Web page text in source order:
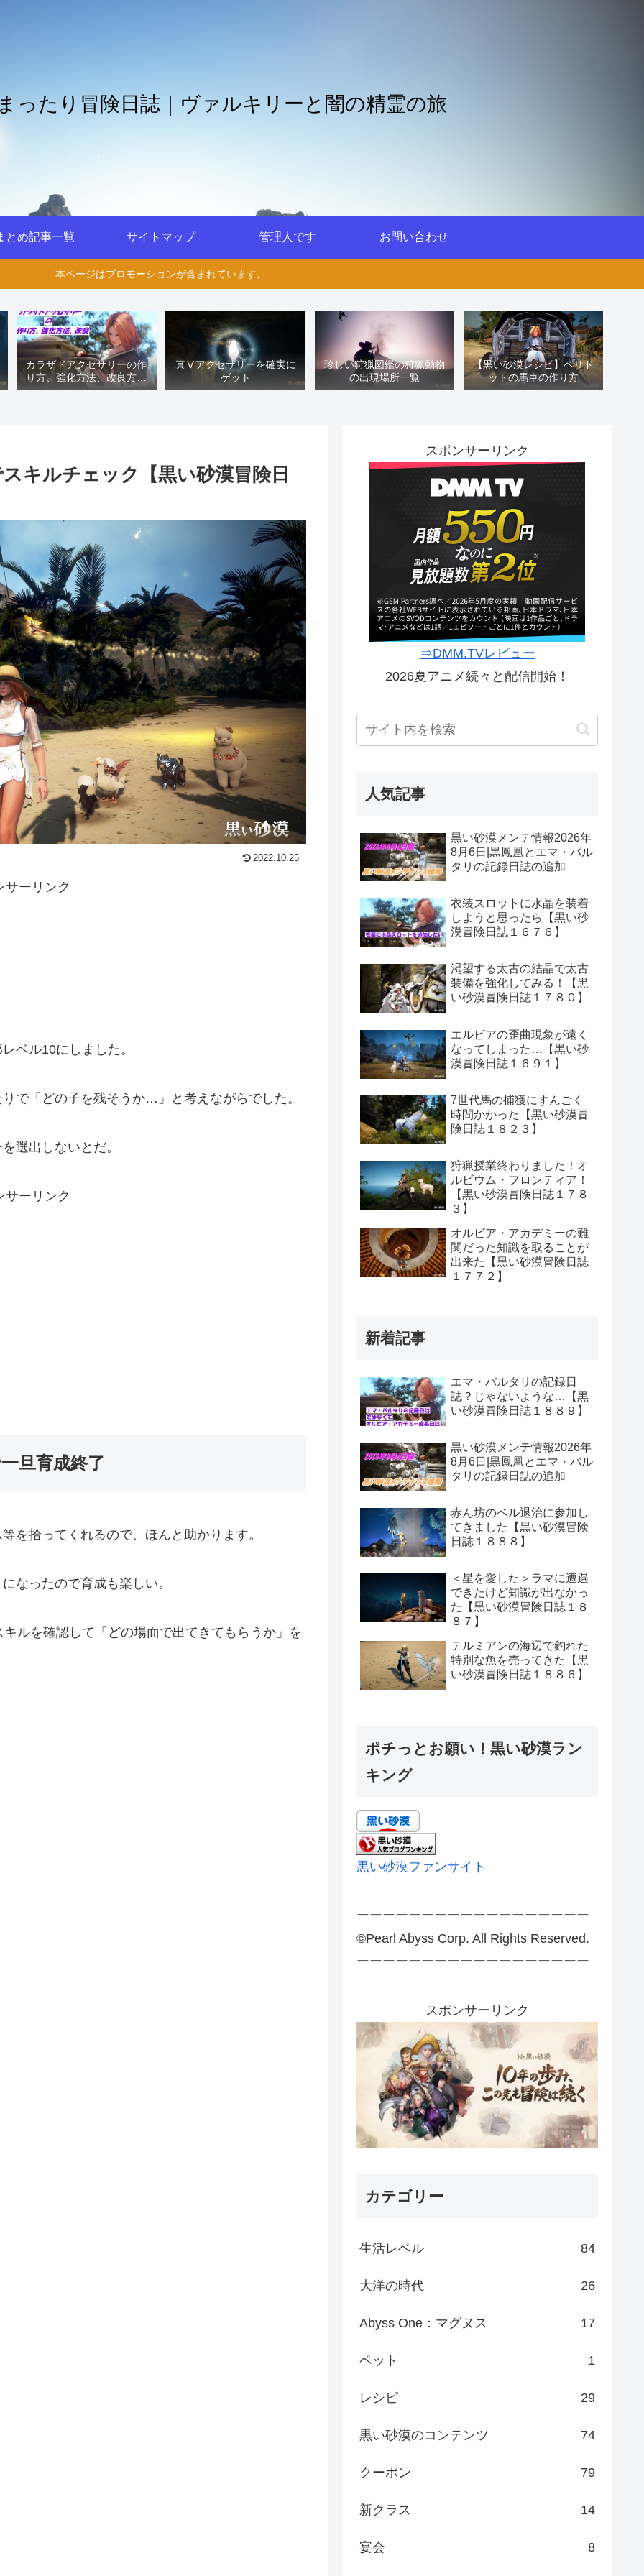
ったり冒険日誌｜ヴァルキリーと闇の精霊の旅
とめ記事一覧 サイトマップ 管理人です お問い合わせ
本ページはプロモーションが含まれています。
カラザドアクセサリーの作
り方、強化方法、改良方法
などまとめ【黒い砂漠冒険
真Ⅴアクセサリーを確実に
ゲット
珍しい狩猟図鑑の狩猟動物
の出現場所一覧
【黒い砂漠レシピ】ペリド
ットの馬車の作り方
キルチェック【黒い砂漠冒険日
2022.10.25
サーリンク
ベル10にしました。
で「どの子を残そうか…」と考えながらでした。
選出しないとだ。
サーリンク
旦育成終了
を拾ってくれるので、ほんと助かります。
なったので育成も楽しい。
ルを確認して「どの場面で出てきてもらうか」を
スポンサーリンク
⇒DMM.TVレビュー
2026夏アニメ続々と配信開始！
人気記事
黒い砂漠メンテ情報2026年
8月6日|黒鳳凰とエマ・バル
タリの記録日誌の追加
衣装スロットに水晶を装着
しようと思ったら【黒い砂
漠冒険日誌１６７６】
渇望する太古の結晶で太古
装備を強化してみる！【黒
い砂漠冒険日誌１７８０】
エルビアの歪曲現象が遠く
なってしまった…【黒い砂
漠冒険日誌１６９１】
7世代馬の捕獲にすんごく
時間かかった【黒い砂漠冒
険日誌１８２３】
狩猟授業終わりました！オ
ルビウム・フロンティア！
【黒い砂漠冒険日誌１７８
３】
オルビア・アカデミーの難
関だった知識を取ることが
出来た【黒い砂漠冒険日誌
１７７２】
新着記事
エマ・バルタリの記録日
誌？じゃないような…【黒
い砂漠冒険日誌１８８９】
黒い砂漠メンテ情報2026年
8月6日|黒鳳凰とエマ・バル
タリの記録日誌の追加
赤ん坊のベル退治に参加し
てきました【黒い砂漠冒険
日誌１８８８】
＜星を愛した＞ラマに遭遇
できたけど知識が出なかっ
た【黒い砂漠冒険日誌１８
８７】
テルミアンの海辺で釣れた
特別な魚を売ってきた【黒
い砂漠冒険日誌１８８６】
ポチっとお願い！黒い砂漠ラン
キング
黒い砂漠ファンサイト
ーーーーーーーーーーーーーーーーーー
©Pearl Abyss Corp. All Rights Reserved.
ーーーーーーーーーーーーーーーーーー
スポンサーリンク
カテゴリー
生活レベル 84
大洋の時代 26
Abyss One：マグヌス 17
ペット 1
レシピ 29
黒い砂漠のコンテンツ 74
クーポン 79
新クラス 14
宴会 8